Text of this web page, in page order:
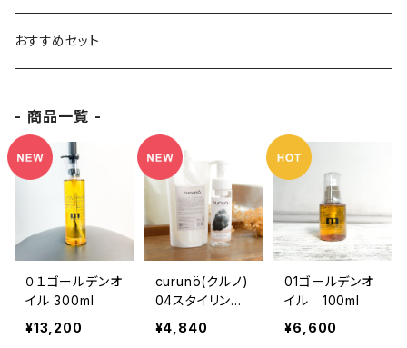
ヘアバーム
シャンプー
ドライヤー前トリートメント
ドライヤー後トリートメント
スタイリング剤
おすすめセット
- 商品一覧 -
０１ゴールデンオ
イル 300ml
¥13,200
curunö(クルノ)
04スタイリング
ホイップ400ml
＋ 専用泡ボトル
¥4,840
01ゴールデンオ
イル 100ml
¥6,600